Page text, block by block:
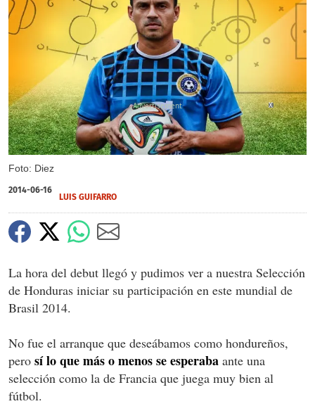
Foto: Diez
X
2014-06-16
LUIS GUIFARRO
La hora del debut llegó y pudimos ver a nuestra Selección
de Honduras iniciar su participación en este mundial de
Brasil 2014.
No fue el arranque que deseábamos como hondureños,
pero sí lo que más o menos se esperaba ante una
selección como la de Francia que juega muy bien al
fútbol.